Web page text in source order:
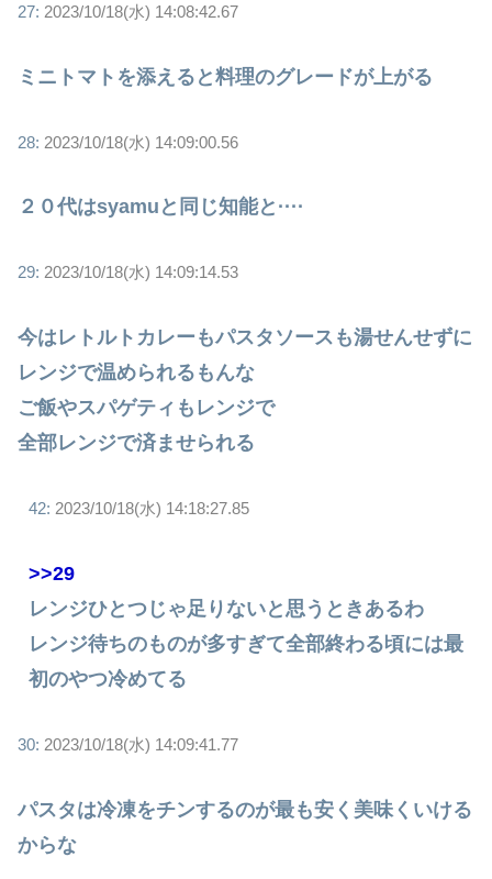
27: 2023/10/18(水) 14:08:42.67
ミニトマトを添えると料理のグレードが上がる
28: 2023/10/18(水) 14:09:00.56
２０代はsyamuと同じ知能と····
29: 2023/10/18(水) 14:09:14.53
今はレトルトカレーもパスタソースも湯せんせずに
レンジで温められるもんな
ご飯やスパゲティもレンジで
全部レンジで済ませられる
42: 2023/10/18(水) 14:18:27.85
>>29
レンジひとつじゃ足りないと思うときあるわ
レンジ待ちのものが多すぎて全部終わる頃には最
初のやつ冷めてる
30: 2023/10/18(水) 14:09:41.77
パスタは冷凍をチンするのが最も安く美味くいける
からな